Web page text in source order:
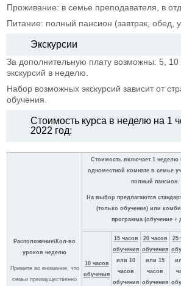
Проживание: в семье преподавателя, в
Питание: полный пансион (завтрак, обед,
Экскурсии
За дополнительную плату возможны: 5, 10
экскурсий в неделю.
Набор возможных экскурсий зависит от
обучения.
Стоимость курса в неделю на 1
2022 год:
Расположение\Кол-во
уроков неделю
Примите во внимание, что
семьи преимущественно
Стоимость включает 1 неделю
одноместной комнате в семье
полный пансион.
На выбор предлагаются
(только обучение) или
программа (обучение +
10 часов
обучения
15 часов
обучения
или 10
часов
обучения
20 часов
обучения
или 15
часов
обучения
25